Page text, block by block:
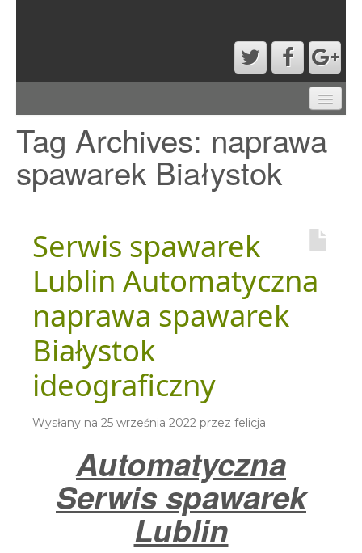
PRZYKŁADOWA STRONA
STRONA GŁÓWNA
Tag Archives: naprawa
spawarek Białystok
Serwis spawarek
Lublin Automatyczna
naprawa spawarek
Białystok
ideograficzny
Wysłany na 25 września 2022 przez felicja
Automatyczna
Serwis spawarek
Lublin